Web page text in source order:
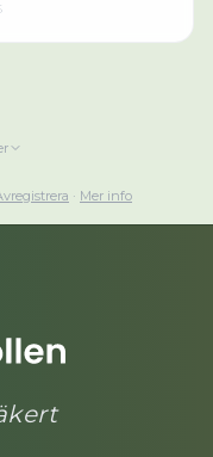
· Mer info